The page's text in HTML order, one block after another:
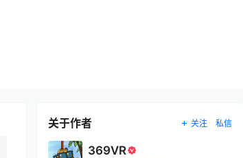
关于作者 关注 私信
369VR